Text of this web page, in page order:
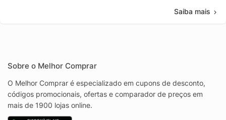
Saiba mais
Sobre o Melhor Comprar
O Melhor Comprar é especializado em cupons de desconto,
códigos promocionais, ofertas e comparador de preços em
mais de 1900 lojas online.